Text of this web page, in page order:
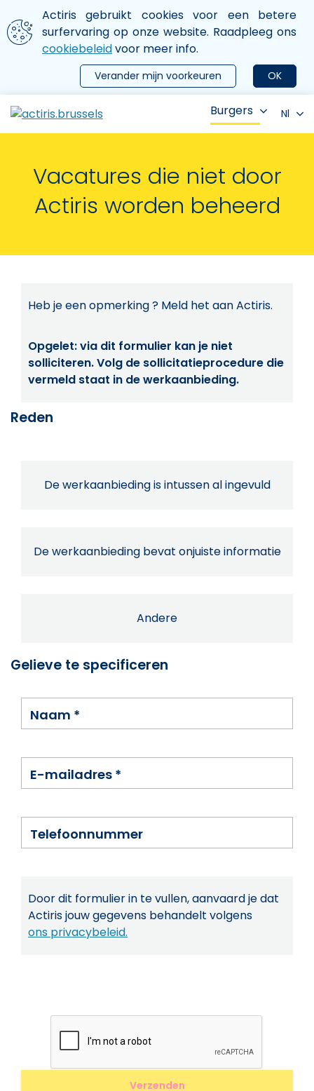
Aller au contenu principal
We gebruiken cookies
Actiris gebruikt cookies voor een betere
surfervaring op onze website. Raadpleeg ons
cookiebeleidvoor meer info.
OK
Verander mijn voorkeuren
le menu
Burgers Nl
Vacatures die niet door
Actiris worden beheerd
Heb je een opmerking ? Meld het aan Actiris.
Opgelet: via dit formulier kan je niet
solliciteren. Volg de sollicitatieprocedure die
vermeld staat in de werkaanbieding.
Reden
De werkaanbieding is intussen al ingevuld
De werkaanbieding bevat onjuiste informatie
Andere
Gelieve te specificeren
Naam *
E-mailadres *
Telefoonnummer
Door dit formulier in te vullen, aanvaard je dat
Actiris jouw gegevens behandelt volgens
ons privacybeleid.